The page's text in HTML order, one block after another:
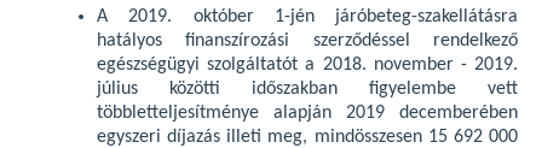
A 2019. október 1-jén járóbeteg-szakellátásra
hatályos finanszírozási szerződéssel rendelkező
egészségügyi szolgáltatót a 2018. november - 2019.
július közötti időszakban figyelembe vett
többletteljesítménye alapján 2019 decemberében
egyszeri díjazás illeti meg, mindösszesen 15 692 000